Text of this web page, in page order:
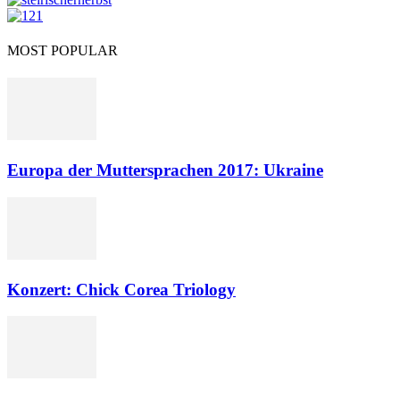
MOST POPULAR
Europa der Muttersprachen 2017: Ukraine
Konzert: Chick Corea Triology